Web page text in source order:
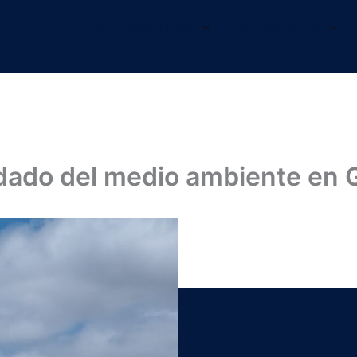
del medio ambiente en